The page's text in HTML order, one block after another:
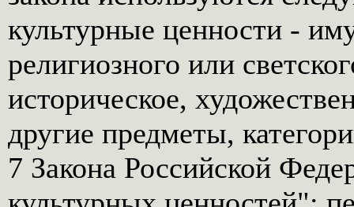
культурные ценности -
религиозного или
историческое,
другие предметы,
7 Закона Российской